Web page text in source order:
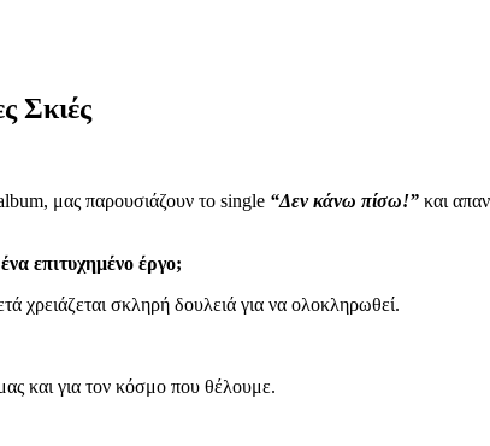
Σκιές
μας παρουσιάζουν το single “Δεν κάνω πίσω!” και
επιτυχημένο έργο;
χρειάζεται σκληρή δουλειά για να ολοκληρωθεί.
και για τον κόσμο που θέλουμε.